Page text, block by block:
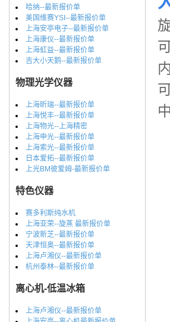
哈纳--最新报价单
美国维赛YSI--最新报价单
上海安亭电子--最新报价单
上海康仪--最新报价单
上海虹益--最新报价单
吉大小天鹅--最新报价单
物理光学仪器
上海昕瑞--最新报价单
上海悦丰--最新报价单
上海物光--上海精密
上海申光--最新报价单
上海索光--最新报价单
日本爱拓--最新报价单
上光BM彼爱姆-最新报价单
特色仪器
赛多利斯纯水机
上海亚荣--旋蒸 最新报价单
宁波新芝--最新报价单
天津恒奥--最新报价单
上海卢湘仪--最新报价单
杭州泰林--最新报价单
离心机-低温冰箱
上海卢湘仪--最新报价单